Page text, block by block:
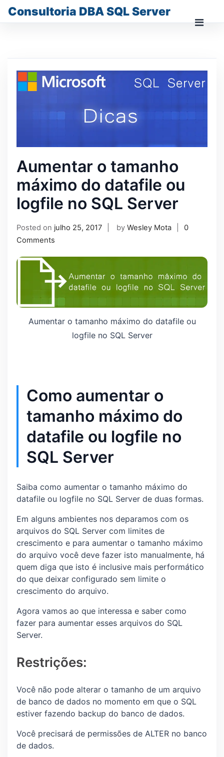
content
Consultoria DBA SQL Server
Aumentar o tamanho
máximo do datafile ou
logfile no SQL Server
Posted on julho 25, 2017 by Wesley Mota
0
Comments
Aumentar o tamanho máximo do datafile ou
logfile no SQL Server
Como aumentar o
tamanho máximo do
datafile ou logfile no
SQL Server
Saiba como aumentar o tamanho máximo do
datafile ou logfile no SQL Server de duas formas.
Em alguns ambientes nos deparamos com os
arquivos do SQL Server com limites de
crescimento e para aumentar o tamanho máximo
do arquivo você deve fazer isto manualmente, há
quem diga que isto é inclusive mais performático
do que deixar configurado sem limite o
crescimento do arquivo.
Agora vamos ao que interessa e saber como
fazer para aumentar esses arquivos do SQL
Server.
Restrições:
Você não pode alterar o tamanho de um arquivo
de banco de dados no momento em que o SQL
estiver fazendo backup do banco de dados.
Você precisará de permissões de ALTER no banco
de dados.